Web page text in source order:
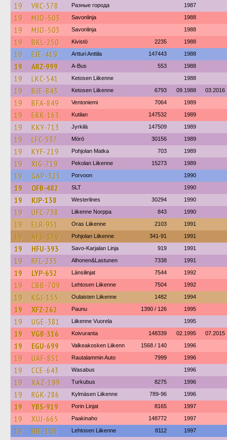
19 VRC-578 Разные города 1987
19 MJO-503 Savonlinja 1988
19 MJO-503 Savonlinja 1988
19 BKL-250 Kivistö 2235 1988
19 EJE-419 Artturi Anttila 147443 1988
19 ARZ-999 A-Bus 553 1988
19 LKC-541 Ketosen Liikenne 1988
19 BJE-843 Ketosen Liikenne 6793 09.1988 03.2016
19 BFA-849 Ventoniemi 7064 1989
19 EKK-163 Kutilan 147532 1989
19 KKY-713 Jyrkilä 147509 1989
19 LFC-537 Mörö 30156 1989
19 KYF-219 Pohjolan Matka 703 1989
19 XIG-719 Pekolan Liikenne 15273 1989
19 GAP-325 Porvoon 1990
19 OFB-482 SLT 1990
19 KIP-138 Westerlines 30294 1990
19 UFC-738 Liikenne Norppa 843 1990
19 ELR-951 Oras Liikenne 2103 1991
19 AFS-179 Pohjolan Liikenne 341-91 1991
19 HFU-393 Savo-Karjalan Linja 919 1991
19 RFL-235 Alhonen&Lastunen 7338 1991
19 LYP-652 Länsilinjat 7544 1992
19 CBB-709 Lehtosen Liikenne 7504 1992
19 KGJ-155 Oulaisten Liikenne 1482 1994
19 XFZ-262 Paunu 1390 / 126 1995
19 UGE-381 Liikenne Vuorela 1995
19 VGB-316 Koivuranta 148339 02.1995 07.2015
19 EGU-699 Valkeakosken Liikenn 1568 / 140 1996
19 UAF-851 Rautalammin Auto 7999 1996
19 CCE-643 Wasabus 1996
19 XAZ-199 Turkubus 8275 1996
19 RGK-286 Kylmäsen Liikenne 789-96 1996
19 YBS-919 Porin Linjat 8165 1997
19 XUJ-665 Paakinaho 148772 1997
19 HIE-103 Lehtosen Liikenne 8112 1997